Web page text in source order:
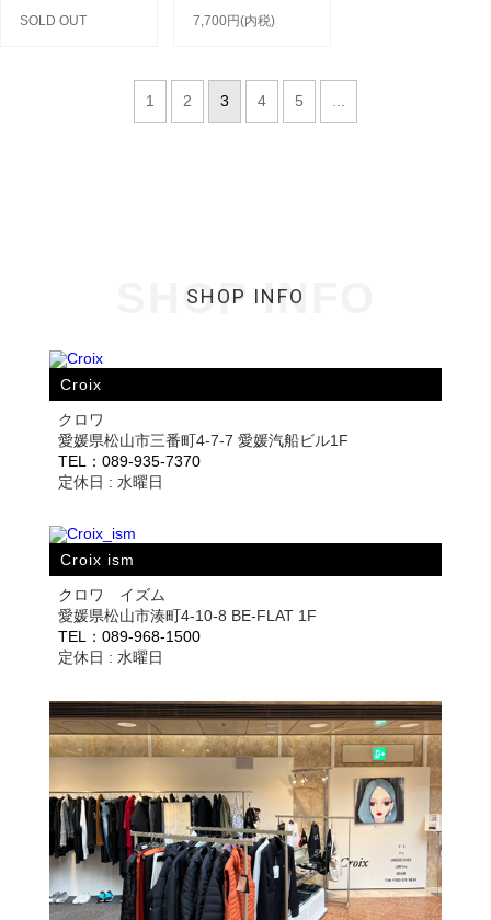
SOLD OUT
7,700円(内税)
1 2 3 4 5
SHOP INFO
SHOP INFO
Croix
クロワ
愛媛県松山市三番町4-7-7 愛媛汽船ビル1F
TEL：089-935-7370
定休日 : 水曜日
Croix ism
クロワ イズム
愛媛県松山市湊町4-10-8 BE-FLAT 1F
TEL：089-968-1500
定休日 : 水曜日